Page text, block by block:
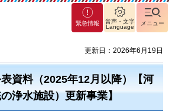
緊急情報
音声・文字
Language
メニュー
更新日：2026年6月19日
資料（2025年12月以降）【河
浄水施設）更新事業】